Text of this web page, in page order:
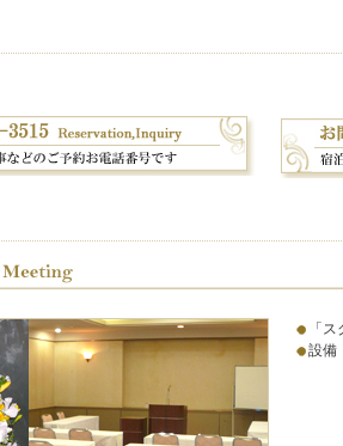
「
設備